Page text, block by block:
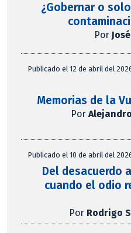
¿Gobernar o
Por
Publicado el 12 de abril del
Memorias de la
Por
Publicado el 10 de abril del
Del desacuerdo
cuando el odio
Por Rodrigo